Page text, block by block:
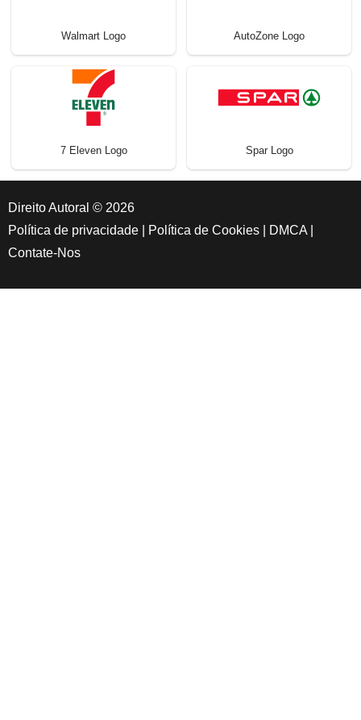
Walmart Logo AutoZone Logo
7 Eleven Logo Spar Logo
Direito Autoral © 2026
Política de privacidade
Política de Cookies DMCA|
Contate-Nos